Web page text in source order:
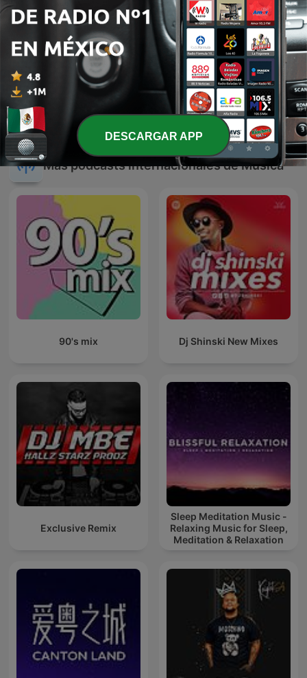
El fonógrafo una
revolución en el sonido
JAVIER SOLIS EN NOCHE
DE ROMANCE
Más podcasts internacionales de Música
90's mix Dj Shinski New Mixes
Exclusive Remix
Sleep Meditation Music -
Relaxing Music for Sleep,
Meditation & Relaxation
DESCARGAR APP